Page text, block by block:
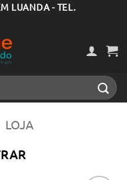
LUANDA - TEL.
LOJA